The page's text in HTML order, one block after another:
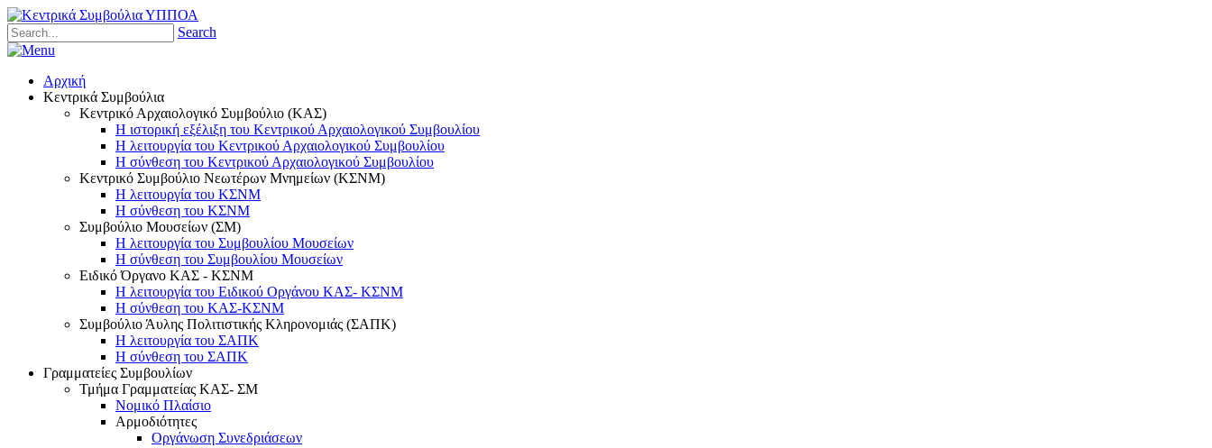
Search
Αρχική
Κεντρικά Συμβούλια
Κεντρικό Αρχαιολογικό Συμβούλιο (ΚΑΣ)
Η ιστορική εξέλιξη του Κεντρικού Αρχαιολογικού Συμβουλίου
Η λειτουργία του Κεντρικού Αρχαιολογικού Συμβουλίου
Η σύνθεση του Κεντρικού Αρχαιολογικού Συμβουλίου
Κεντρικό Συμβούλιο Νεωτέρων Μνημείων (ΚΣΝΜ)
Η λειτουργία του ΚΣΝΜ
Η σύνθεση του ΚΣΝΜ
Συμβούλιο Μουσείων (ΣΜ)
Η λειτουργία του Συμβουλίου Μουσείων
Η σύνθεση του Συμβουλίου Μουσείων
Ειδικό Όργανο ΚΑΣ - ΚΣΝΜ
Η λειτουργία του Ειδικού Οργάνου ΚΑΣ- ΚΣΝΜ
Η σύνθεση του ΚΑΣ-ΚΣΝΜ
Συμβούλιο Άυλης Πολιτιστικής Κληρονομιάς (ΣΑΠΚ)
Η λειτουργία του ΣΑΠΚ
Η σύνθεση του ΣΑΠΚ
Γραμματείες Συμβουλίων
Τμήμα Γραμματείας ΚΑΣ- ΣΜ
Νομικό Πλαίσιο
Αρμοδιότητες
Οργάνωση Συνεδριάσεων